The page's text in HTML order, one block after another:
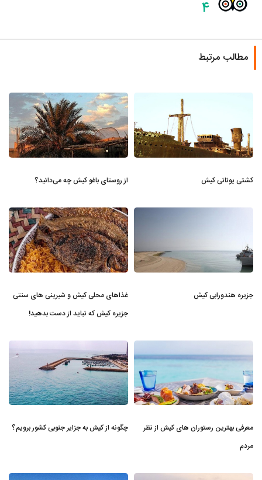
۴
مطالب مرتبط
کشتی یونانی کیش از روستای باغو کیش چه می‌دانید؟
جزیره هندورابی کیش
غذاهای محلی کیش و شیرینی های سنتی
جزیره کیش که نباید از دست بدهید!
معرفی بهترین رستوران های کیش از نظر
مردم
چگونه از کیش به جزایر جنوبی کشور برویم؟